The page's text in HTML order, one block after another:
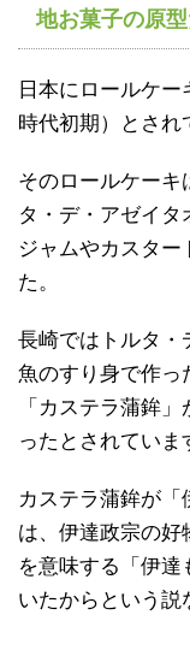
地お菓子の原
日本にロールケ
時代初期）とされ
そのロールケーキ
タ・デ・アゼイ
ジャムやカスター
た。
長崎ではトルタ・
魚のすり身で作っ
「カステラ蒲鉾
ったとされていま
カステラ蒲鉾が
は、伊達政宗の好
を意味する「伊達
いたからという説